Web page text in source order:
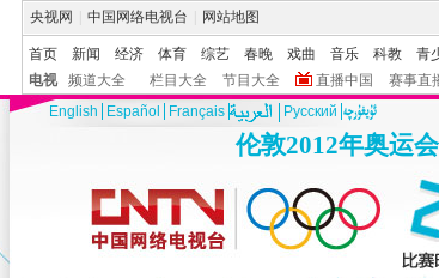
央视网 中国网络电视台 网站地图
首页 新闻 经济 体育 综艺 春晚 戏曲 音乐 科教 青
电视
频道大全 栏目大全 节目大全 直播中国 赛事直
English
Español Français Pусский
伦敦2012年奥运